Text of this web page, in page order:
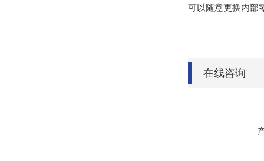
可以随意更换内部
在线咨询